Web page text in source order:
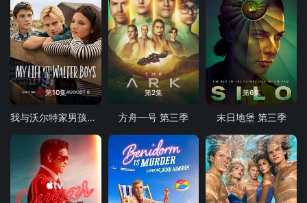
第10集
我与沃尔特家男孩的生活 第三季
第2集
方舟一号 第三季
第6集
末日地堡 第三季